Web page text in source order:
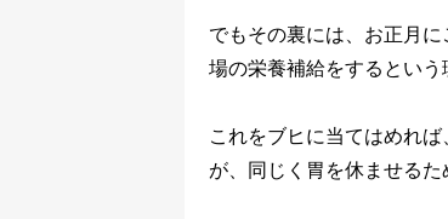
でもその裏には、お正月
場の栄養補給をするという
これをブヒに当てはめれ
が、同じく胃を休ませるた